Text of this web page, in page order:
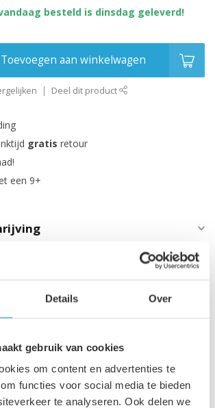
Details Over
gebruik van cookies
om content en advertenties te
functies voor social media te bieden
te analyseren. Ook delen we
besteld is dinsdag geleverd!
Toevoegen aan winkelwagen
Deel dit product
gratis retour
een 9+
compleet
groot - mat
- zonder overloop €24,95